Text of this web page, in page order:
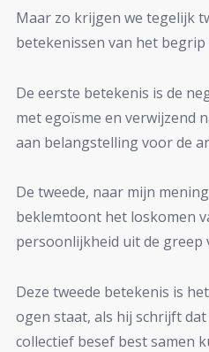
Maar zo krijgen we tegelijk
betekenissen van het begrip
De eerste betekenis is de
met egoïsme en verwijzend
aan belangstelling voor de
De tweede, naar mijn
beklemtoont het loskomen
persoonlijkheid uit de greep
Deze tweede betekenis is
ogen staat, als hij schrijft
collectief besef best samen